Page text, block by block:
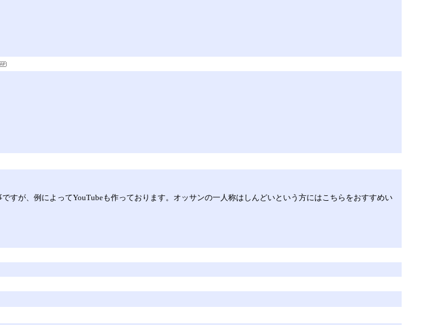
すが、例によってYouTubeも作っております。オッサンの一人称はしんどいという方にはこちらをおすすめい